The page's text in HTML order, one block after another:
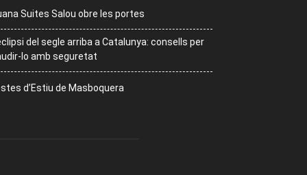
Suites Salou obre les portes
del segle arriba a Catalunya: consells per
lo amb seguretat
d’Estiu de Masboquera